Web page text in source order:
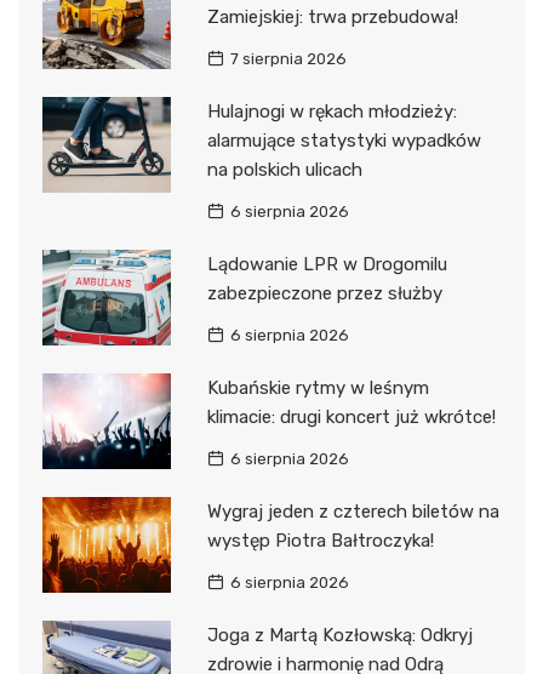
Zamiejskiej: trwa przebudowa!
7 sierpnia 2026
Hulajnogi w rękach młodzieży:
alarmujące statystyki wypadków
na polskich ulicach
6 sierpnia 2026
Lądowanie LPR w Drogomilu
zabezpieczone przez służby
6 sierpnia 2026
Kubańskie rytmy w leśnym
klimacie: drugi koncert już wkrótce!
6 sierpnia 2026
Wygraj jeden z czterech biletów na
występ Piotra Bałtroczyka!
6 sierpnia 2026
Joga z Martą Kozłowską: Odkryj
zdrowie i harmonię nad Odrą